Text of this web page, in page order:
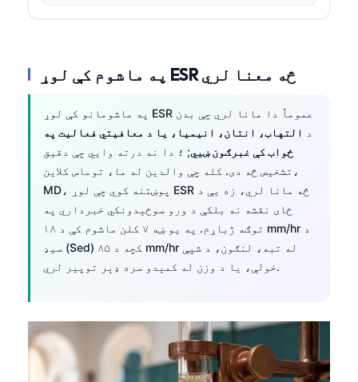
په ماشوم کې لوړ ESR څه معنا لري
په ماشومانو کې لوړ ESR عموماً دا مانا لري چې بدن
د التهاب، انتان، انیمیا، یا د معافیتي فعالیت په
ځواب کې غبرګون ښيي; ؛ دا نه درته وايي چې دقیق
تشخیص څه دی. کله چې والدین له ما، توماس کلاین،
MD، پوښتنه کوي چې لوړ ESR څه مانا لري، زه یې د
ځای نقشه نه بلکې د ورو سوځېدونکي خبرداري په
توګه ژباړم. په یو ښه ۷ کلن ماشوم کې د ۱۸ mm/hr د
سیډ (Sed) کچه د ۸۵ mm/hr له تبه، لنګون، د شپې
خولې، یا د وزن له کمېدو سره ډېر توپیر لري.